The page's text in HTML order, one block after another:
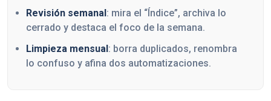
Revisión semanal: mira el “Índice”, archiva lo
cerrado y destaca el foco de la semana.
Limpieza mensual: borra duplicados, renombra
lo confuso y afina dos automatizaciones.